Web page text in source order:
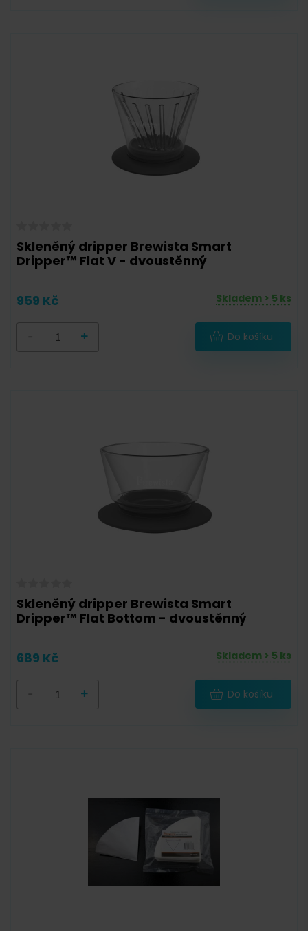
Skleněný dripper Brewista Smart
Dripper™ Flat V - dvoustěnný
959 Kč Skladem > 5 ks
+ Do košíku
Skleněný dripper Brewista Smart
Dripper™ Flat Bottom - dvoustěnný
689 Kč Skladem > 5 ks
+ Do košíku